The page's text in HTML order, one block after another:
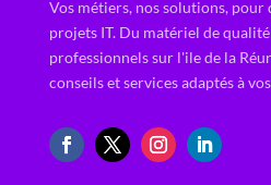
Vos métiers, nos solutions, pour
projets IT. Du matériel de
professionnels sur l'ile de la
conseils et services adaptés à